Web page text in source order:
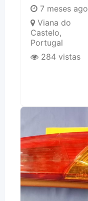
7 meses ago
Viana do
Castelo,
Portugal
284 vistas